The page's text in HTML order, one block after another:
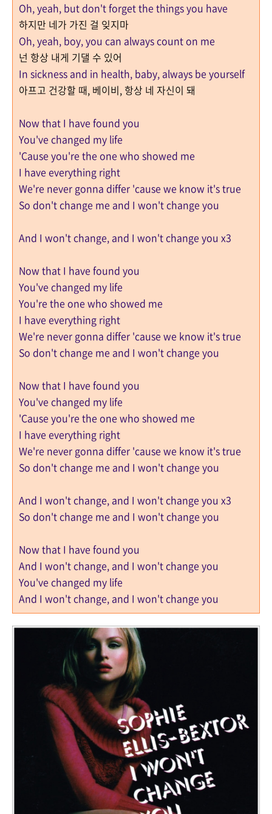
Oh, yeah, but don't forget the things you have
하지만 네가 가진 걸 잊지마
Oh, yeah, boy, you can always count on me
넌 항상 내게 기댈 수 있어
In sickness and in health, baby, always be yourself
아프고 건강할 때, 베이비, 항상 네 자신이 돼
Now that I have found you
You've changed my life
'Cause you're the one who showed me
I have everything right
We're never gonna differ 'cause we know it's true
So don't change me and I won't change you
And I won't change, and I won't change you x3
Now that I have found you
You've changed my life
You're the one who showed me
I have everything right
We're never gonna differ 'cause we know it's true
So don't change me and I won't change you
Now that I have found you
You've changed my life
'Cause you're the one who showed me
I have everything right
We're never gonna differ 'cause we know it's true
So don't change me and I won't change you
And I won't change, and I won't change you x3
So don't change me and I won't change you
Now that I have found you
And I won't change, and I won't change you
You've changed my life
And I won't change, and I won't change you